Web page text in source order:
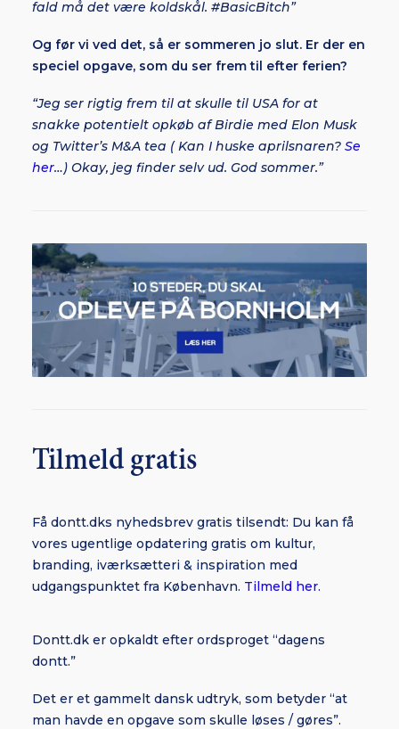
fald må det være koldskål. #BasicBitch”
Og før vi ved det, så er sommeren jo slut. Er der en
speciel opgave, som du ser frem til efter ferien?
“Jeg ser rigtig frem til at skulle til USA for at
snakke potentielt opkøb af Birdie med Elon Musk
og Twitter’s M&A tea ( Kan I huske aprilsnaren? Se
her…) Okay, jeg finder selv ud. God sommer.”
Tilmeld gratis
Få dontt.dks nyhedsbrev gratis tilsendt: Du kan få
vores ugentlige opdatering gratis om kultur,
branding, iværksætteri & inspiration med
udgangspunktet fra København. Tilmeld her.
Dontt.dk er opkaldt efter ordsproget “dagens
dontt.”
Det er et gammelt dansk udtryk, som betyder “at
man havde en opgave som skulle løses / gøres”.